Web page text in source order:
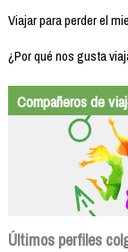
Viajar para perder el
¿Por qué nos gusta
Compañeros de
Últimos perfiles